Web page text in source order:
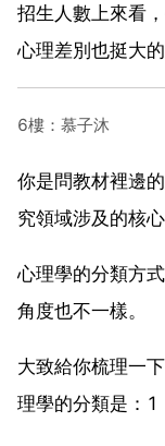
招生人數上來看
心理差別也挺大的
6樓：慕子沐
你是問教材裡邊
究領域涉及的核
心理學的分類方
角度也不一樣。
大致給你梳理一
理學的分類是：1